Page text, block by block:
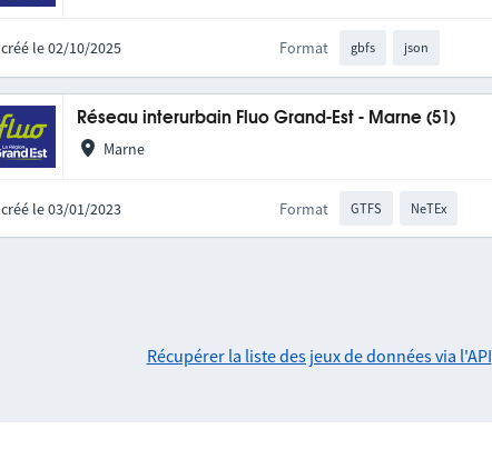
créé le 02/10/2025 Format gbfs json
Réseau interurbain Fluo Grand-Est - Marne (51)
Marne
créé le 03/01/2023 Format GTFS NeTEx
Récupérer la liste des jeux de données via l'API